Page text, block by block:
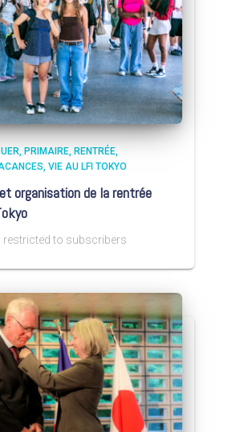
PRIMAIRE RENTRÉE
VIE AU LFI TOKYO
organisation de la rentrée
restricted to subscribers